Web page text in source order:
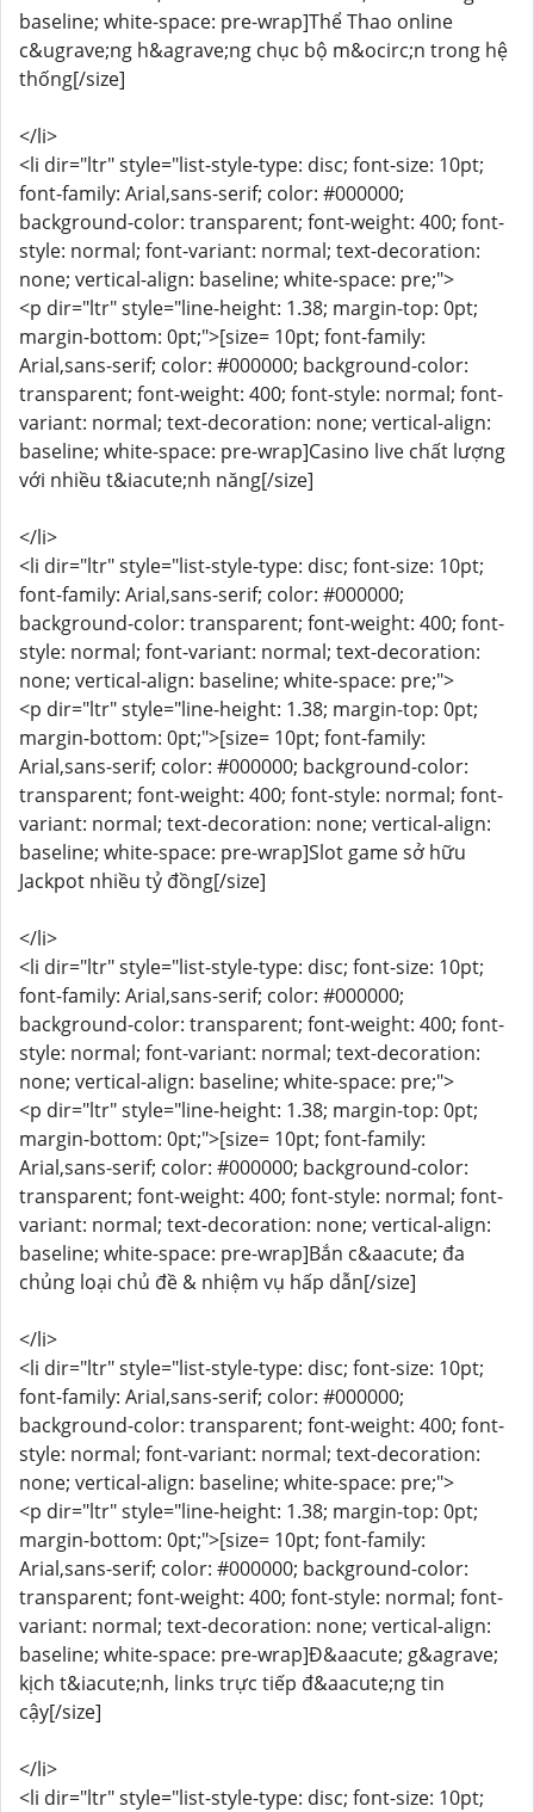
baseline; white-space: pre-wrap]Thể Thao online
c&ugrave;ng h&agrave;ng chục bộ m&ocirc;n trong hệ
thống[/size]
</li>
<li dir="ltr" style="list-style-type: disc; font-size: 10pt;
font-family: Arial,sans-serif; color: #000000;
background-color: transparent; font-weight: 400; font-
style: normal; font-variant: normal; text-decoration:
none; vertical-align: baseline; white-space: pre;">
<p dir="ltr" style="line-height: 1.38; margin-top: 0pt;
margin-bottom: 0pt;">[size= 10pt; font-family:
Arial,sans-serif; color: #000000; background-color:
transparent; font-weight: 400; font-style: normal; font-
variant: normal; text-decoration: none; vertical-align:
baseline; white-space: pre-wrap]Casino live chất lượng
với nhiều t&iacute;nh năng[/size]
</li>
<li dir="ltr" style="list-style-type: disc; font-size: 10pt;
font-family: Arial,sans-serif; color: #000000;
background-color: transparent; font-weight: 400; font-
style: normal; font-variant: normal; text-decoration:
none; vertical-align: baseline; white-space: pre;">
<p dir="ltr" style="line-height: 1.38; margin-top: 0pt;
margin-bottom: 0pt;">[size= 10pt; font-family:
Arial,sans-serif; color: #000000; background-color:
transparent; font-weight: 400; font-style: normal; font-
variant: normal; text-decoration: none; vertical-align:
baseline; white-space: pre-wrap]Slot game sở hữu
Jackpot nhiều tỷ đồng[/size]
</li>
<li dir="ltr" style="list-style-type: disc; font-size: 10pt;
font-family: Arial,sans-serif; color: #000000;
background-color: transparent; font-weight: 400; font-
style: normal; font-variant: normal; text-decoration:
none; vertical-align: baseline; white-space: pre;">
<p dir="ltr" style="line-height: 1.38; margin-top: 0pt;
margin-bottom: 0pt;">[size= 10pt; font-family:
Arial,sans-serif; color: #000000; background-color:
transparent; font-weight: 400; font-style: normal; font-
variant: normal; text-decoration: none; vertical-align:
baseline; white-space: pre-wrap]Bắn c&aacute; đa
chủng loại chủ đề & nhiệm vụ hấp dẫn[/size]
</li>
<li dir="ltr" style="list-style-type: disc; font-size: 10pt;
font-family: Arial,sans-serif; color: #000000;
background-color: transparent; font-weight: 400; font-
style: normal; font-variant: normal; text-decoration:
none; vertical-align: baseline; white-space: pre;">
<p dir="ltr" style="line-height: 1.38; margin-top: 0pt;
margin-bottom: 0pt;">[size= 10pt; font-family:
Arial,sans-serif; color: #000000; background-color:
transparent; font-weight: 400; font-style: normal; font-
variant: normal; text-decoration: none; vertical-align:
baseline; white-space: pre-wrap]Đ&aacute; g&agrave;
kịch t&iacute;nh, links trực tiếp đ&aacute;ng tin
cậy[/size]
</li>
<li dir="ltr" style="list-style-type: disc; font-size: 10pt;